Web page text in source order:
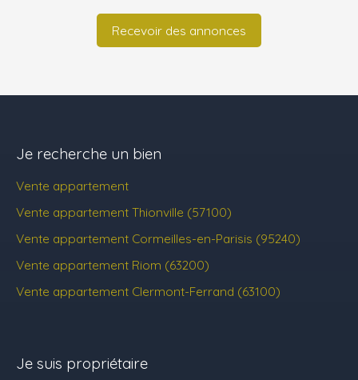
Recevoir des annonces
Je recherche un bien
Vente appartement
Vente appartement Thionville (57100)
Vente appartement Cormeilles-en-Parisis (95240)
Vente appartement Riom (63200)
Vente appartement Clermont-Ferrand (63100)
Je suis propriétaire